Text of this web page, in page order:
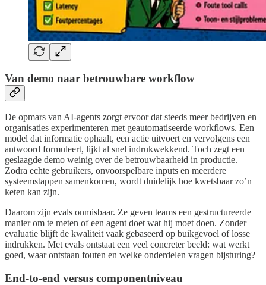
Van demo naar betrouwbare workflow
De opmars van AI-agents zorgt ervoor dat steeds meer bedrijven en
organisaties experimenteren met geautomatiseerde workflows. Een
model dat informatie ophaalt, een actie uitvoert en vervolgens een
antwoord formuleert, lijkt al snel indrukwekkend. Toch zegt een
geslaagde demo weinig over de betrouwbaarheid in productie.
Zodra echte gebruikers, onvoorspelbare inputs en meerdere
systeemstappen samenkomen, wordt duidelijk hoe kwetsbaar zo’n
keten kan zijn.
Daarom zijn evals onmisbaar. Ze geven teams een gestructureerde
manier om te meten of een agent doet wat hij moet doen. Zonder
evaluatie blijft de kwaliteit vaak gebaseerd op buikgevoel of losse
indrukken. Met evals ontstaat een veel concreter beeld: wat werkt
goed, waar ontstaan fouten en welke onderdelen vragen bijsturing?
End-to-end versus componentniveau